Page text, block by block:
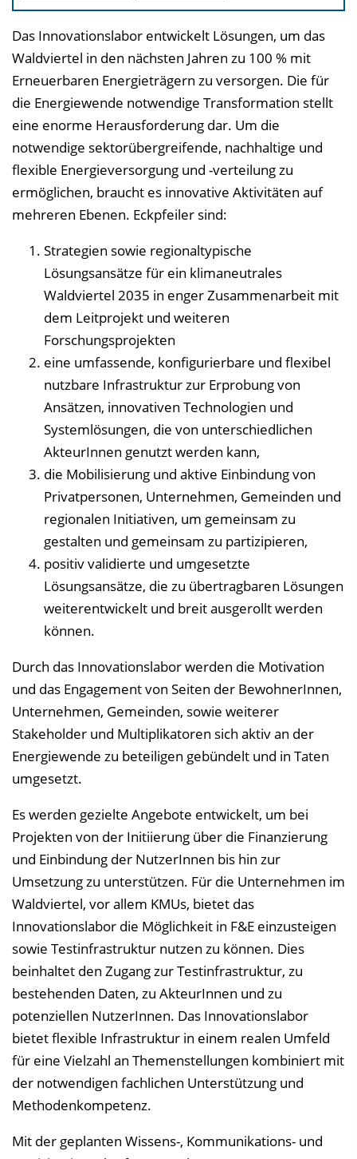
e
n
b
e
d
Das Innovationslabor entwickelt Lösungen, um das
Waldviertel in den nächsten Jahren zu 100 % mit
Erneuerbaren Energieträgern zu versorgen. Die für
die Energiewende notwendige Transformation stellt
eine enorme Herausforderung dar. Um die
notwendige sektorübergreifende, nachhaltige und
flexible Energieversorgung und -verteilung zu
ermöglichen, braucht es innovative Aktivitäten auf
mehreren Ebenen. Eckpfeiler sind:
Strategien sowie regionaltypische
Lösungsansätze für ein klimaneutrales
Waldviertel 2035 in enger Zusammenarbeit mit
dem Leitprojekt und weiteren
Forschungsprojekten
eine umfassende, konfigurierbare und flexibel
nutzbare Infrastruktur zur Erprobung von
Ansätzen, innovativen Technologien und
Systemlösungen, die von unterschiedlichen
AkteurInnen genutzt werden kann,
die Mobilisierung und aktive Einbindung von
Privatpersonen, Unternehmen, Gemeinden und
regionalen Initiativen, um gemeinsam zu
gestalten und gemeinsam zu partizipieren,
positiv validierte und umgesetzte
Lösungsansätze, die zu übertragbaren Lösungen
weiterentwickelt und breit ausgerollt werden
können.
Durch das Innovationslabor werden die Motivation
und das Engagement von Seiten der BewohnerInnen,
Unternehmen, Gemeinden, sowie weiterer
Stakeholder und Multiplikatoren sich aktiv an der
Energiewende zu beteiligen gebündelt und in Taten
umgesetzt.
Es werden gezielte Angebote entwickelt, um bei
Projekten von der Initiierung über die Finanzierung
und Einbindung der NutzerInnen bis hin zur
Umsetzung zu unterstützen. Für die Unternehmen im
Waldviertel, vor allem KMUs, bietet das
Innovationslabor die Möglichkeit in F&E einzusteigen
sowie Testinfrastruktur nutzen zu können. Dies
beinhaltet den Zugang zur Testinfrastruktur, zu
bestehenden Daten, zu AkteurInnen und zu
potenziellen NutzerInnen. Das Innovationslabor
bietet flexible Infrastruktur in einem realen Umfeld
für eine Vielzahl an Themenstellungen kombiniert mit
der notwendigen fachlichen Unterstützung und
Methodenkompetenz.
Mit der geplanten Wissens-, Kommunikations- und